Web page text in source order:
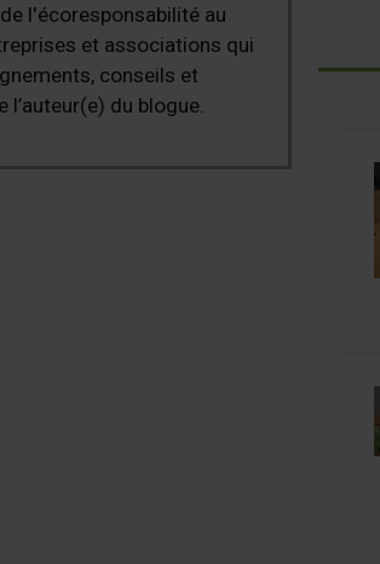
l'écoresponsabilité au
et associations qui
conseils et
du blogue.